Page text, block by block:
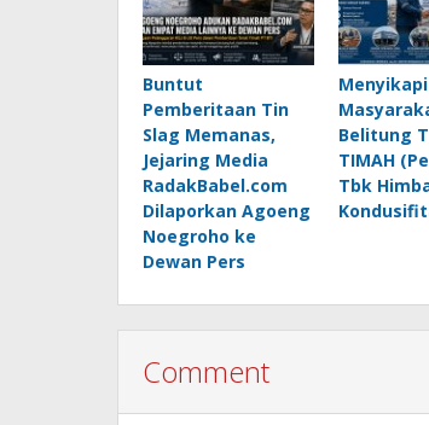
Buntut
Pemberitaan Tin
Slag Memanas,
Jejaring Media
RadakBabel.com
Dilaporkan Agoeng
Noegroho ke
Dewan Pers
Belitung
TIMAH
Tbk
Comment